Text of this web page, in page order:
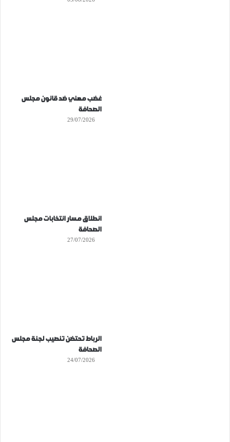
غضب مهني ضد قانون مجلس
الصحافة
29/07/2026
انطلاق مسار انتخابات مجلس
الصحافة
27/07/2026
الرباط تحتضن تنصيب لجنة مجلس
الصحافة
24/07/2026